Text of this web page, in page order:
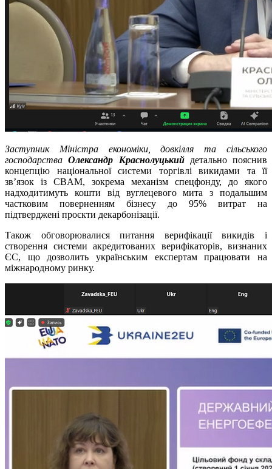
Заступник Міністра економіки, довкілля та сільського
господарстваОлександр Краснолуцький
детально пояснив
концепцію національної системи торгівлі викидами та її
зв’язок із CBAM, зокрема механізм спецфонду, до якого
надходитимуть кошти від вуглецевого мита з подальшим
частковим поверненням бізнесу до 95% витрат на
підтверджені проєкти декарбонізації.
Також обговорювалися питання верифікації викидів і
створення системи акредитованих верифікаторів, визнаних
ЄС, що дозволить українським експертам працювати на
міжнародному ринку.